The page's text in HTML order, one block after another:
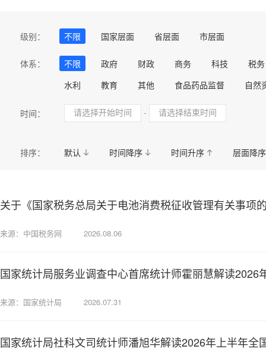
级别： 不限 国家层面 省层面 市层面
体系： 不限 政府 财政 商务 科技
税务
水利
教育 其他 食品药品监督
自然
民政
司法 自然规划 卫生健康
时间： -
排序： 默认 时间降序 时间升序 层面降序
关于《国家税务总局关于电池消费税征收管理有关事项
来源：中国税务网 2026.08.06
国家统计局服务业调查中心首席统计师霍丽慧解读2026
来源：国家统计局 2026.07.31
国家统计局社科文司统计师潘旭华解读2026年上半年全